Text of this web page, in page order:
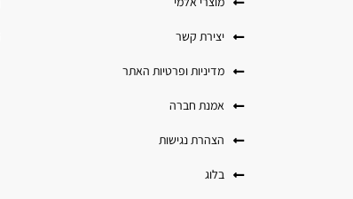
יצירת קשר
מדיניות ופרטיות האתר
אמנת חברה
הצהרת נגישות
בלוג